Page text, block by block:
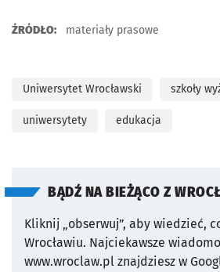
ŹRÓDŁO: materiały prasowe
Uniwersytet Wrocławski szkoły
uniwersytety edukacja
BĄDŹ NA BIEŻĄCO Z
Kliknij „obserwuj”, aby wiedzieć,
Wrocławiu. Najciekawsze
www.wroclaw.pl znajdziesz w